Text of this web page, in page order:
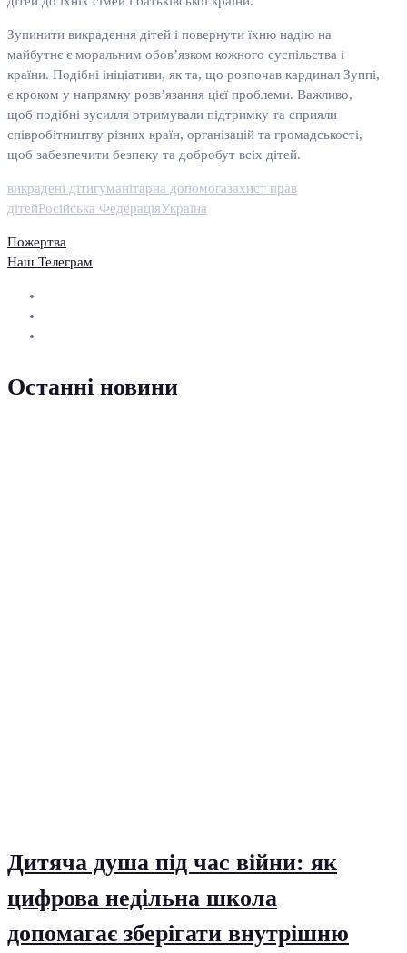
Зупинити викрадення дітей і повернути їхню надію на
майбутнє є моральним обов’язком кожного суспільства і
країни. Подібні ініціативи, як та, що розпочав кардинал Зуппі,
є кроком у напрямку розв’язання цієї проблеми. Важливо,
щоб подібні зусилля отримували підтримку та сприяли
співробітництву різних країн, організацій та громадськості,
щоб забезпечити безпеку та добробут всіх дітей.
викрадені дітигуманітарна допомогазахист прав
дітейРосійська ФедераціяУкраїна
Пожертва
Наш Телеграм
Останні новини
Дитяча душа під час війни: як
цифрова недільна школа
допомагає зберігати внутрішню